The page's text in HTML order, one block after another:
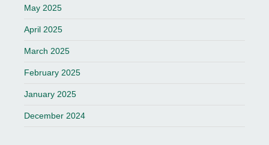
May 2025
April 2025
March 2025
February 2025
January 2025
December 2024